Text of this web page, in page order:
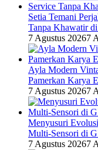
Setia Temani
Tanpa Khawatir
7 Agustus 20267
Ayla Modern
Pamerkan Karya
7 Agustus 20267
Menyusuri
Multi-Sensori di
7 Agustus 20267